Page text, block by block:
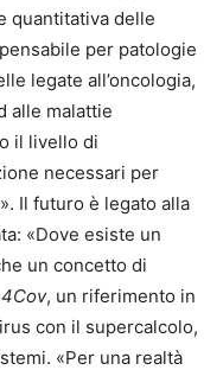
quantitativa delle
per patologie
legate all’oncologia,
alle malattie
il livello di
necessari per
Il futuro è legato alla
«Dove esiste un
un concetto di
, un riferimento in
con il supercalcolo,
«Per una realtà